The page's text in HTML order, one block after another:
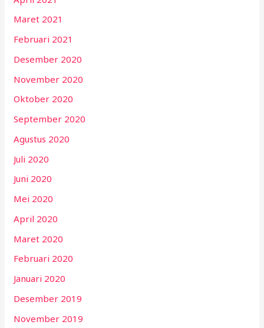
Maret 2021
Februari 2021
Desember 2020
November 2020
Oktober 2020
September 2020
Agustus 2020
Juli 2020
Juni 2020
Mei 2020
April 2020
Maret 2020
Februari 2020
Januari 2020
Desember 2019
November 2019